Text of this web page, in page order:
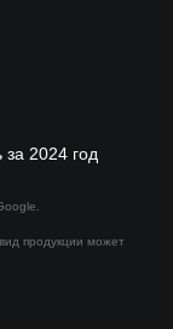
2024 год
продукции может